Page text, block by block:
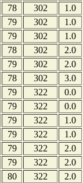
78 302
1.0
79 302
1.0
79 302
1.0
78 302
2.0
79 302
2.0
78 302
3.0
79 322
0.0
79 322
0.0
79 322
1.0
79 322
1.0
79 322
2.0
79 322
2.0
80 322
2.0